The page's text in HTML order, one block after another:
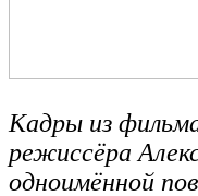
Кадры из
режиссёра
одноимённой